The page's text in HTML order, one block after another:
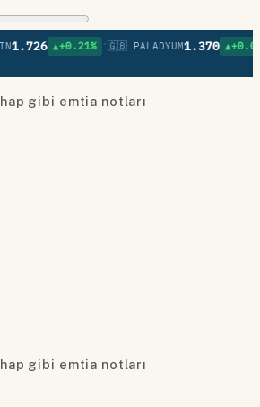
▲+0.21% •🇬🇧 PALADYUM1.370 ▲+0.09% •🇬🇧
hap gibi emtia notları
hap gibi emtia notları